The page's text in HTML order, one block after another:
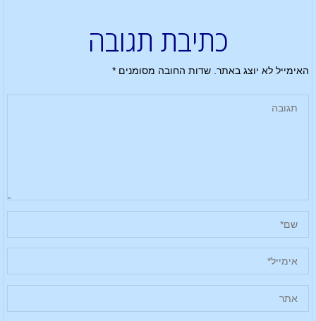
כתיבת תגובה
האימייל לא יוצג באתר. שדות החובה מסומנים*